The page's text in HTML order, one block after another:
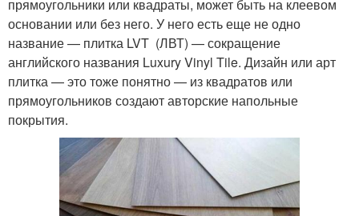
прямоугольники или квадраты, может быть на клеевом
основании или без него. У него есть еще не одно
название — плитка LVT (ЛВТ) — сокращение
английского названия Luxury Vinyl Tile. Дизайн или арт
плитка — это тоже понятно — из квадратов или
прямоугольников создают авторские напольные
покрытия.